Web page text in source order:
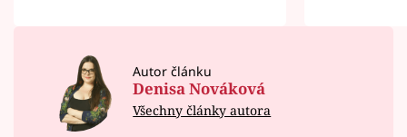
Autor článku
Denisa Nováková
Všechny články autora